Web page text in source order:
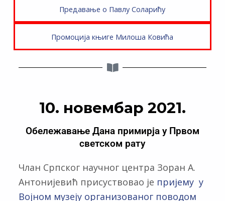
Предавање о Павлу Соларићу
Промоција књиге Милоша Ковића
10. новембар 2021.
Обележавање Дана примирја у Првом
светском рату
Члан Српског научног центра Зоран А.
Антонијевић присуствовао је пријему у
Војном музеју организованог поводом